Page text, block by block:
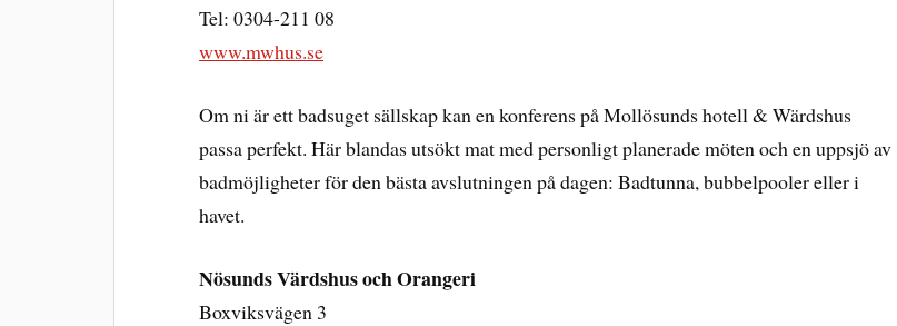
Tel: 0304-211 08
www.mwhus.se
Om ni är ett badsuget sällskap kan en konferens på Mollösunds hotell & Wärdshus
passa perfekt. Här blandas utsökt mat med personligt planerade möten och en uppsjö av
badmöjligheter för den bästa avslutningen på dagen: Badtunna, bubbelpooler eller i
havet.
Nösunds Värdshus och Orangeri
Boxviksvägen 3